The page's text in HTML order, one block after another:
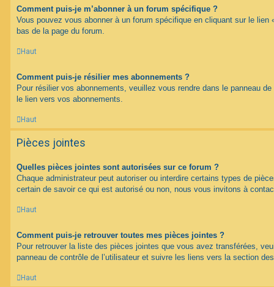
Comment puis-je m’abonner à un forum spécifique ?
Vous pouvez vous abonner à un forum spécifique en cliquant sur le lien
bas de la page du forum.
Haut
Comment puis-je résilier mes abonnements ?
Pour résilier vos abonnements, veuillez vous rendre dans le panneau
le lien vers vos abonnements.
Haut
Pièces jointes
Quelles pièces jointes sont autorisées sur ce forum ?
Chaque administrateur peut autoriser ou interdire certains types de
certain de savoir ce qui est autorisé ou non, nous vous invitons à
Haut
Comment puis-je retrouver toutes mes pièces jointes ?
Pour retrouver la liste des pièces jointes que vous avez transférées,
panneau de contrôle de l’utilisateur et suivre les liens vers la section
Haut